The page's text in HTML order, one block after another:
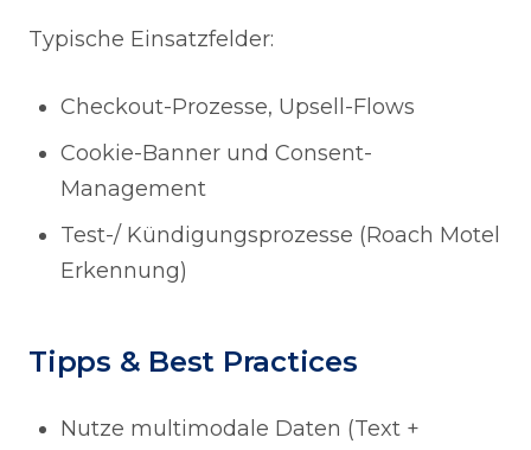
Typische Einsatzfelder:
Checkout-Prozesse, Upsell-Flows
Cookie-Banner und Consent-
Management
Test-/ Kündigungsprozesse (Roach Motel
Erkennung)
Tipps & Best Practices
Nutze multimodale Daten (Text +